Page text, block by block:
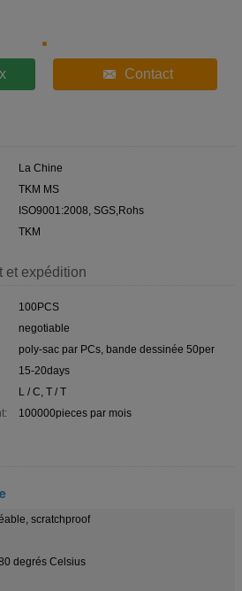
Contact
La Chine
TKM MS
ISO9001:2008, SGS,Rohs
TKM
et expédition
100PCS
negotiable
poly-sac par PCs, bande dessinée 50per
15-20days
L / C, T / T
100000pieces par mois
scratchproof
degrés Celsius